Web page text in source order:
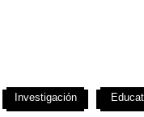
Investigación